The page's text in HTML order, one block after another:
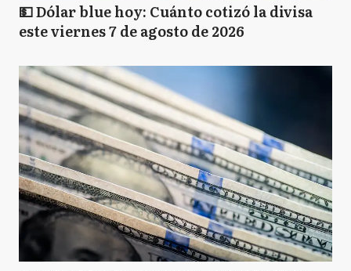
💵 Dólar blue hoy: Cuánto cotizó la divisa
este viernes 7 de agosto de 2026